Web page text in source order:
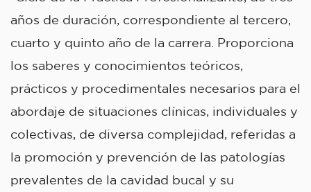
años de duración, correspondiente al tercero,
cuarto y quinto año de la carrera. Proporciona
los saberes y conocimientos teóricos,
prácticos y procedimentales necesarios para el
abordaje de situaciones clínicas, individuales y
colectivas, de diversa complejidad, referidas a
la promoción y prevención de las patologías
prevalentes de la cavidad bucal y su